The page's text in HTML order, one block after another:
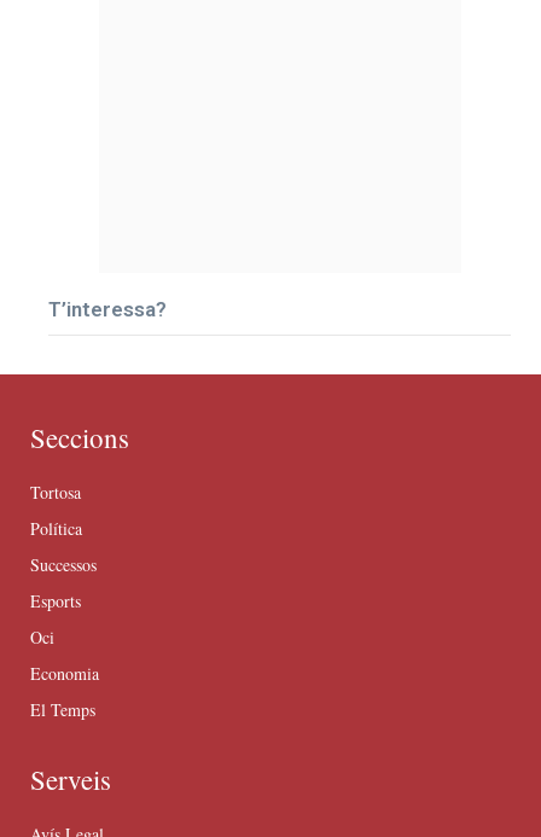
T’interessa?
Seccions
Tortosa
Política
Successos
Esports
Oci
Economia
El Temps
Serveis